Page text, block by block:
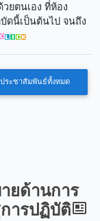
ยตนเอง ที่ห้อง
ดนี้เป็นต้นไป จนถึง
ระชาสัมพันธ์ทั้งหมด
ยด้านการ
ารปฏิบัติ